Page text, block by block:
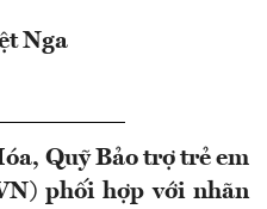
Nga
Quỹ Bảo trợ trẻ em
phối hợp với nhãn